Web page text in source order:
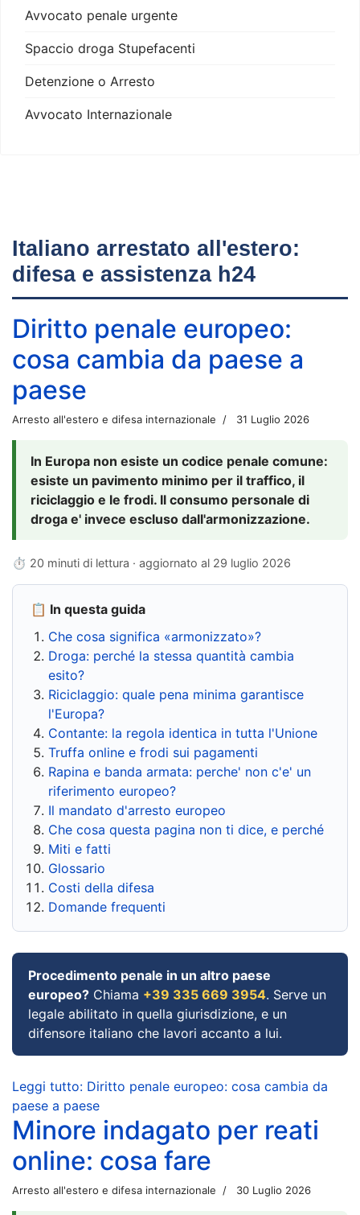
Avvocato penale urgente
Spaccio droga Stupefacenti
Detenzione o Arresto
Avvocato Internazionale
Italiano arrestato all'estero:
difesa e assistenza h24
Diritto penale europeo:
cosa cambia da paese a
paese
Arresto all'estero e difesa internazionale 31 Luglio 2026
In Europa non esiste un codice penale comune:
esiste un pavimento minimo per il traffico, il
riciclaggio e le frodi. Il consumo personale di
droga e' invece escluso dall'armonizzazione.
⏱ 20 minuti di lettura · aggiornato al 29 luglio 2026
📋 In questa guida
Che cosa significa «armonizzato»?
Droga: perché la stessa quantità cambia
esito?
Riciclaggio: quale pena minima garantisce
l'Europa?
Contante: la regola identica in tutta l'Unione
Truffa online e frodi sui pagamenti
Rapina e banda armata: perche' non c'e' un
riferimento europeo?
Il mandato d'arresto europeo
Che cosa questa pagina non ti dice, e perché
Miti e fatti
Glossario
Costi della difesa
Domande frequenti
Procedimento penale in un altro paese
europeo? Chiama +39 335 669 3954. Serve un
legale abilitato in quella giurisdizione, e un
difensore italiano che lavori accanto a lui.
Leggi tutto: Diritto penale europeo: cosa cambia da
paese a paese
Minore indagato per reati
online: cosa fare
Arresto all'estero e difesa internazionale 30 Luglio 2026